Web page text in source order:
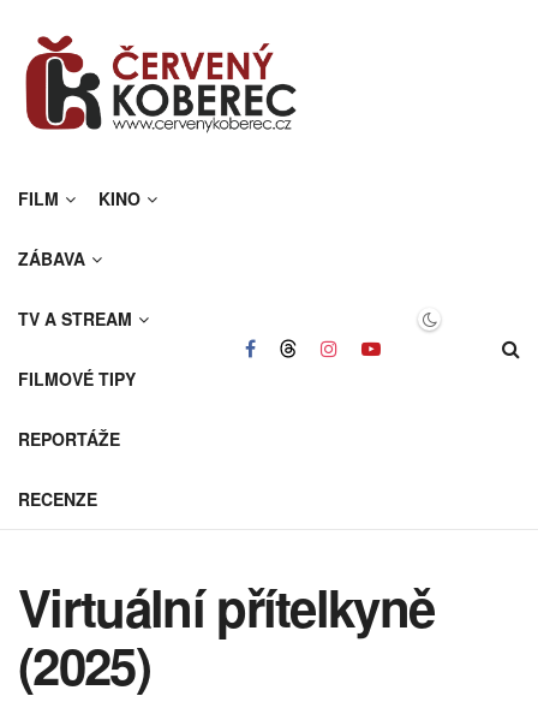
FILM KINO
ZÁBAVA
TV A STREAM
FILMOVÉ TIPY
REPORTÁŽE
RECENZE
Virtuální přítelkyně
(2025)